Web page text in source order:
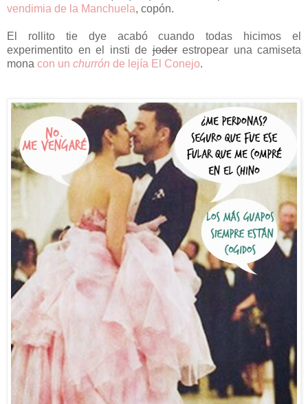
vendimia de la Manchuela, copón.
El rollito tie dye acabó cuando todas hicimos el
experimentito en el insti dejoderestropear una camiseta
mona con un churrón de lejía El Conejo.